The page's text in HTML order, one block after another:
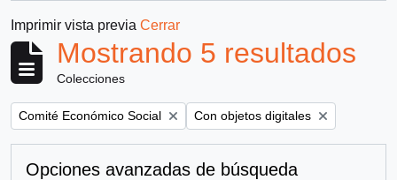
Imprimir vista previa Cerrar
Mostrando 5 resultados
Colecciones
Remove filter:
Comité Económico Social Remove filter:
Con objetos digitales
Opciones avanzadas de búsqueda